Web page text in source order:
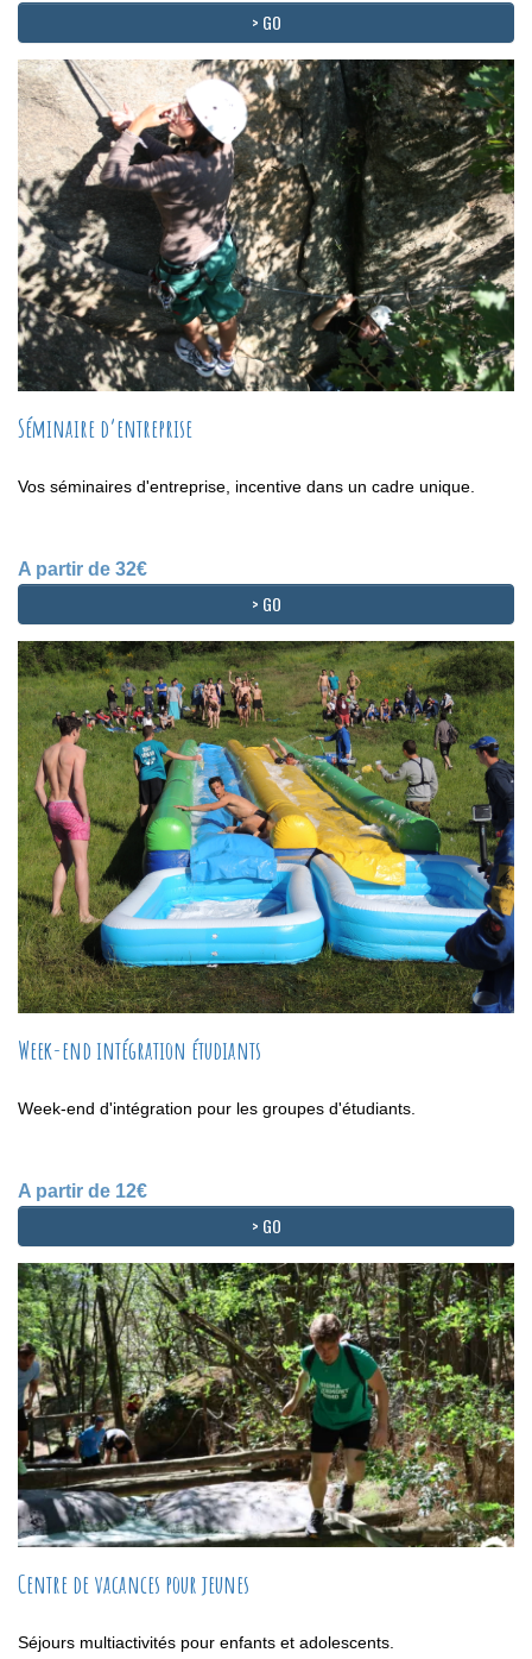
> GO
Séminaire d’entreprise
Vos séminaires d'entreprise, incentive dans un cadre unique.
A partir de 32€
> GO
Week-end intégration étudiants
Week-end d'intégration pour les groupes d'étudiants.
A partir de 12€
> GO
Centre de vacances pour jeunes
Séjours multiactivités pour enfants et adolescents.